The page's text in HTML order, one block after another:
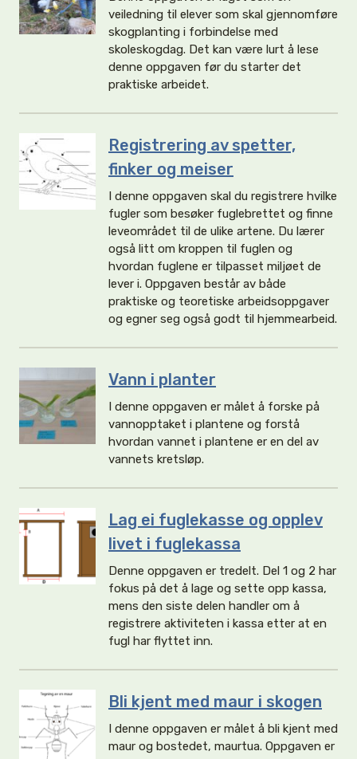
veiledning til elever som skal gjennomføre
skogplanting i forbindelse med
skoleskogdag. Det kan være lurt å lese
denne oppgaven før du starter det
praktiske arbeidet.
Registrering av spetter,
finker og meiser
I denne oppgaven skal du registrere hvilke
fugler som besøker fuglebrettet og finne
leveområdet til de ulike artene. Du lærer
også litt om kroppen til fuglen og
hvordan fuglene er tilpasset miljøet de
lever i. Oppgaven består av både
praktiske og teoretiske arbeidsoppgaver
og egner seg også godt til hjemmearbeid.
Vann i planter
I denne oppgaven er målet å forske på
vannopptaket i plantene og forstå
hvordan vannet i plantene er en del av
vannets kretsløp.
Lag ei fuglekasse og opplev
livet i fuglekassa
Denne oppgaven er tredelt. Del 1 og 2 har
fokus på det å lage og sette opp kassa,
mens den siste delen handler om å
registrere aktiviteten i kassa etter at en
fugl har flyttet inn.
Bli kjent med maur i skogen
I denne oppgaven er målet å bli kjent med
maur og bostedet, maurtua. Oppgaven er